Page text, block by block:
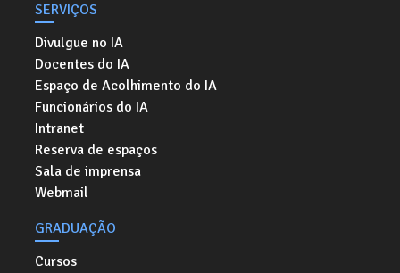
SERVIÇOS
Divulgue no IA
Docentes do IA
Espaço de Acolhimento do IA
Funcionários do IA
Intranet
Reserva de espaços
Sala de imprensa
Webmail
GRADUAÇÃO
Cursos